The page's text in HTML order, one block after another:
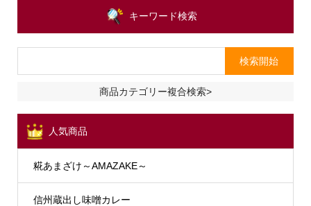
キーワード検索
商品カテゴリー複合検索>
人気商品
糀あまざけ～AMAZAKE～
信州蔵出し味噌カレー